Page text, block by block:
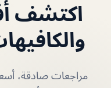
اكتشف
مراجعات صادقة،